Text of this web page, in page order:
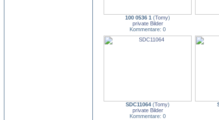
100 0536 1 (Tomy)
private Bilder
Kommentare: 0
SDC11064 (Tomy)
private Bilder
Kommentare: 0